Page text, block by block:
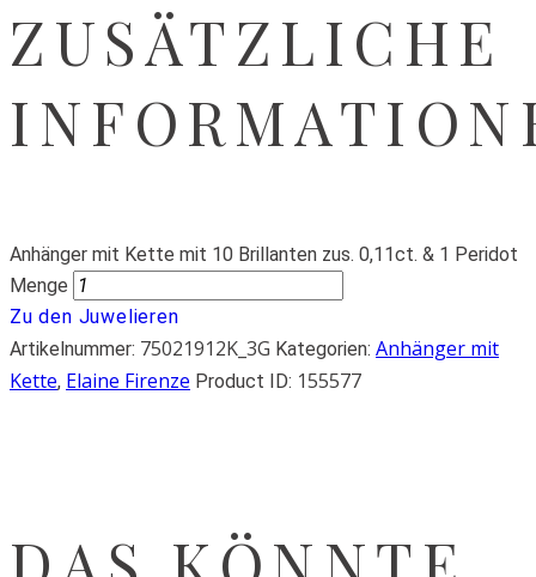
ZUSÄTZLICHE
Anhänger mit Kette mit 10 Brillanten zus. 0,11ct. & 1 Peridot
Menge
Zu den Juwelieren
Artikelnummer: 75021912K_3G Kategorien: Anhänger mit
Kette, Elaine Firenze Product ID: 155577